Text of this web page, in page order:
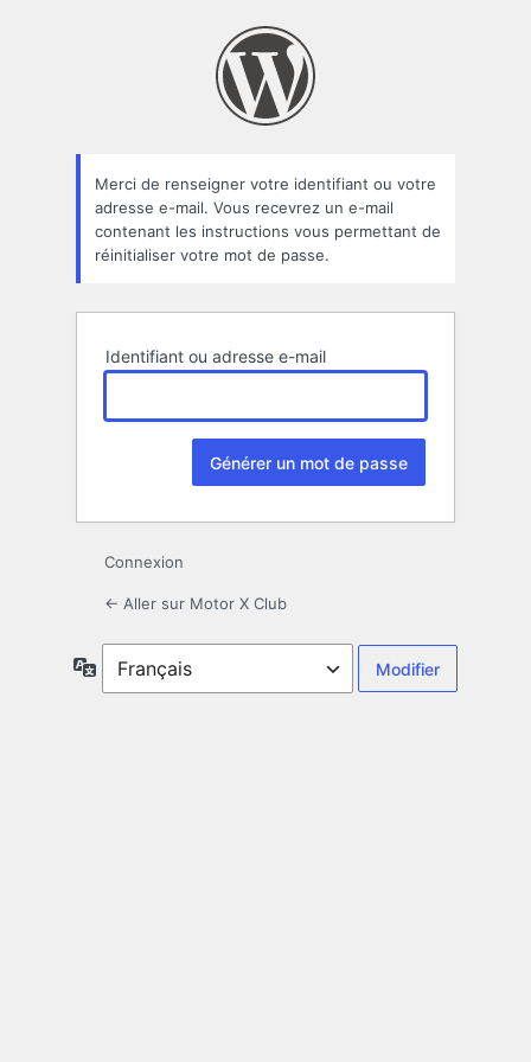
oublié
Merci de renseigner votre identifiant ou votre
adresse e-mail. Vous recevrez un e-mail
contenant les instructions vous permettant de
réinitialiser votre mot de passe.
Identifiant ou adresse e-mail
Connexion
← Aller sur Motor X Club
Langue